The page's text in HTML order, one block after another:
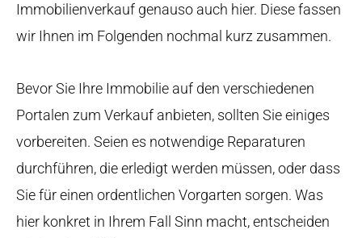
Immobilienverkauf genauso auch hier. Diese fassen
wir Ihnen im Folgenden nochmal kurz zusammen.
Bevor Sie Ihre Immobilie auf den verschiedenen
Portalen zum Verkauf anbieten, sollten Sie einiges
vorbereiten. Seien es notwendige Reparaturen
durchführen, die erledigt werden müssen, oder dass
Sie für einen ordentlichen Vorgarten sorgen. Was
hier konkret in Ihrem Fall Sinn macht, entscheiden